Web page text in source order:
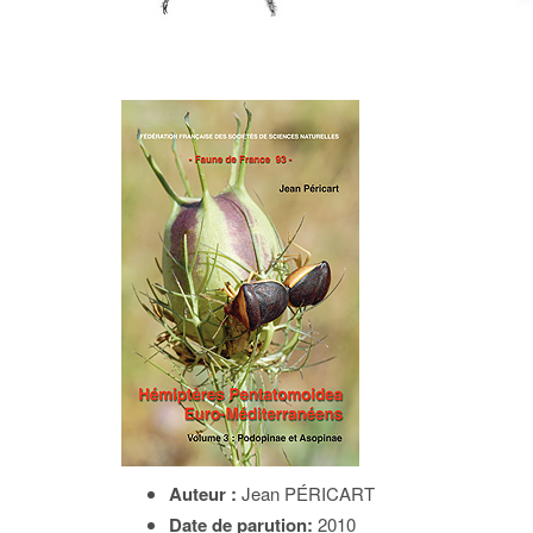
Auteur : Jean PÉRICART
Date de parution: 2010